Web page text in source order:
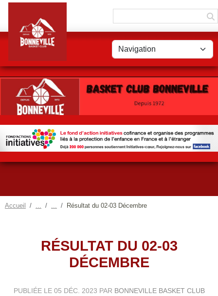
Accueil Résultat du 02-03 Décembre
RÉSULTAT DU 02-03
DÉCEMBRE
PUBLIÉE LE 05 DÉC. 2023 PAR BONNEVILLE BASKET CLUB